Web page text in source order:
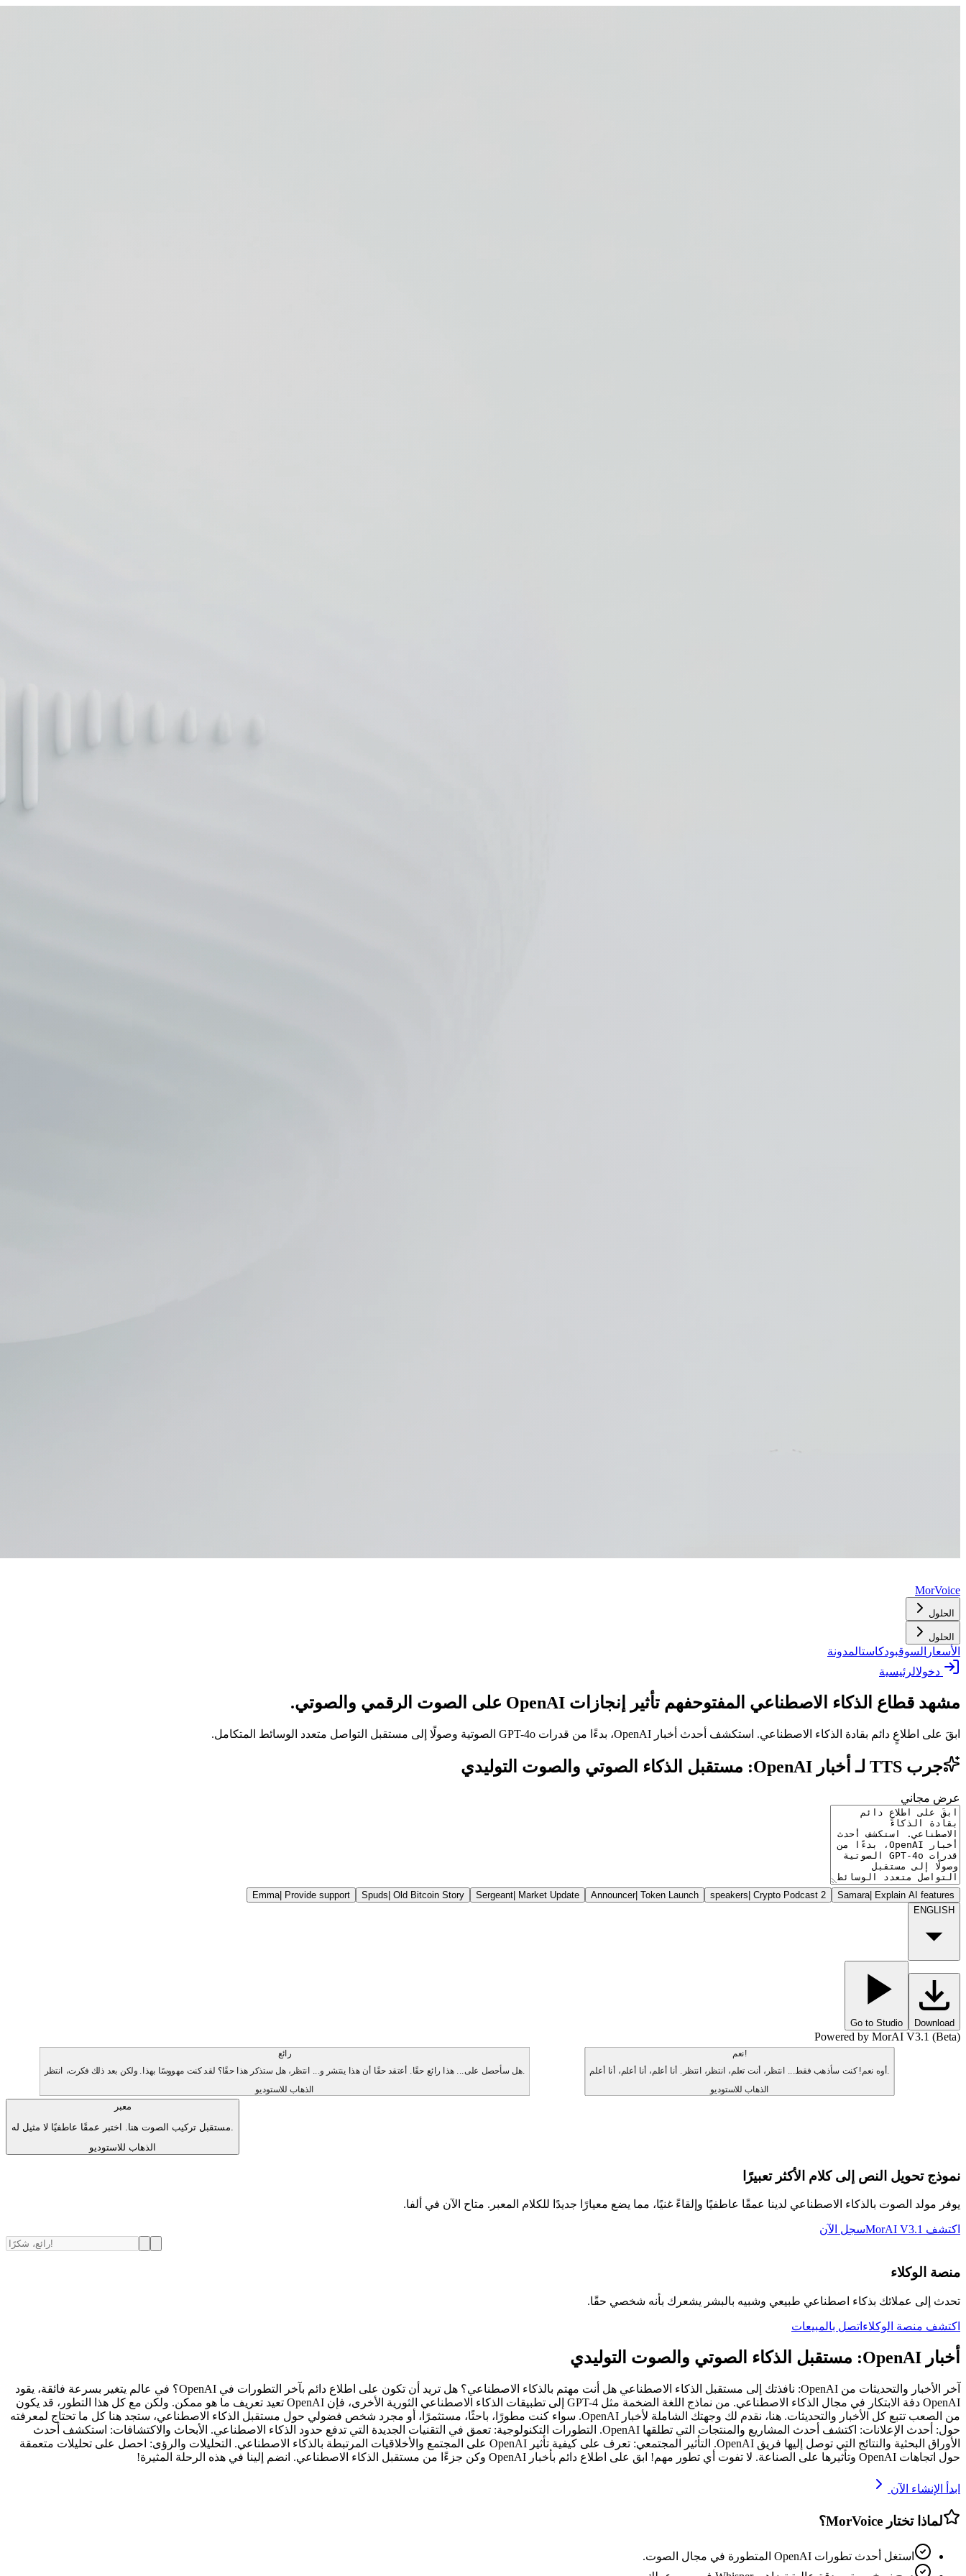
MorVoice
الحلول
الحلول
الأسعار السوقبودكاستالمدونة
دخولالرئيسية
مشهد قطاع الذكاء الاصطناعي المفتوحفهم تأثير إنجازات OpenAI على الصوت الرقمي والصوتي.
ابقَ على اطلاعٍ دائم بقادة الذكاء الاصطناعي. استكشف أحدث أخبار OpenAI، بدءًا من قدرات GPT-4o الصوتية وصولًا إلى مستقبل التواصل متعدد الوسائط المتكامل.
جرب TTS لـ أخبار OpenAI: مستقبل الذكاء الصوتي والصوت التوليدي
عرض مجاني
Samara| Explain AI features
2 speakers
| Crypto Podcast
Announcer| Token Launch
Sergeant| Market Update
Spuds| Old Bitcoin Story
Emma| Provide support
ENGLISH
Download
Go to Studio
Powered by MorAI V3.1 (Beta)
رائع
هل سأحصل على... هذا رائع حقًا. أعتقد حقًا أن هذا ينتشر و... انتظر، هل ستذكر هذا حقًا؟ لقد كنت مهووسًا بهذا. ولكن بعد ذلك فكرت، انتظر.
الذهاب للاستوديو
نعم!
أوه نعم! كنت سأذهب فقط... انتظر، أنت تعلم، انتظر، انتظر. أنا أعلم، أنا أعلم، أنا أعلم.
الذهاب للاستوديو
معبر
الذهاب للاستوديو
نموذج تحويل النص إلى كلام الأكثر تعبيرًا
يوفر مولد الصوت بالذكاء الاصطناعي لدينا عمقًا عاطفيًا وإلقاءً غنيًا، مما يضع معيارًا جديدًا للكلام المعبر. متاح الآن في ألفا.
اكتشف MorAI V3.1 سجل الآن
منصة الوكلاء
تحدث إلى عملائك بذكاء اصطناعي طبيعي وشبيه بالبشر يشعرك بأنه شخصي حقًا.
اكتشف منصة الوكلاء اتصل بالمبيعات
أخبار OpenAI: مستقبل الذكاء الصوتي والصوت التوليدي
آخر الأخبار والتحديثات من OpenAI: نافذتك إلى مستقبل الذكاء الاصطناعي هل أنت مهتم بالذكاء الاصطناعي؟ هل تريد أن تكون على اطلاع دائم بآخر التطورات في OpenAI؟ في عالم يتغير بسرعة فائقة، يقود
OpenAI دفة الابتكار في مجال الذكاء الاصطناعي. من نماذج اللغة الضخمة مثل GPT-4 إلى تطبيقات الذكاء الاصطناعي الثورية الأخرى، فإن OpenAI تعيد تعريف ما هو ممكن. ولكن مع كل هذا التطور، قد يكون
من الصعب تتبع كل الأخبار والتحديثات. هنا، نقدم لك وجهتك الشاملة لأخبار OpenAI. سواء كنت مطورًا، باحثًا، مستثمرًا، أو مجرد شخص فضولي حول مستقبل الذكاء الاصطناعي، ستجد هنا كل ما تحتاج لمعرفته
حول: أحدث الإعلانات: اكتشف أحدث المشاريع والمنتجات التي تطلقها OpenAI. التطورات التكنولوجية: تعمق في التقنيات الجديدة التي تدفع حدود الذكاء الاصطناعي. الأبحاث والاكتشافات: استكشف أحدث
الأوراق البحثية والنتائج التي توصل إليها فريق OpenAI. التأثير المجتمعي: تعرف على كيفية تأثير OpenAI على المجتمع والأخلاقيات المرتبطة بالذكاء الاصطناعي. التحليلات والرؤى: احصل على تحليلات متعمقة
حول اتجاهات OpenAI وتأثيرها على الصناعة. لا تفوت أي تطور مهم! ابق على اطلاع دائم بأخبار OpenAI وكن جزءًا من مستقبل الذكاء الاصطناعي. انضم إلينا في هذه الرحلة المثيرة!
ابدأ الإنشاء الآن
لماذا تختار MorVoice؟
استغل أحدث تطورات OpenAI المتطورة في مجال الصوت.